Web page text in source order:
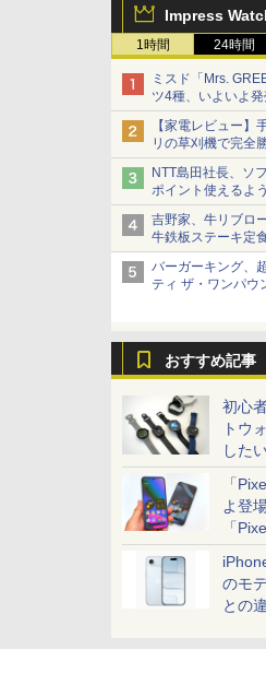
Impress
1時間 24時間
ミスド「Mrs.
ツ4種、いよいよ発
【家電レビュー】
リの草刈機で完全
NTT島田社長、ソ
ポイント使えるよ
吉野家、牛リブロ
牛鉄板ステーキ定
バーガーキング、
ティ ザ・ワンパウ
おすすめ記事
初心
トウ
した
「
よ登
「
のモ
との